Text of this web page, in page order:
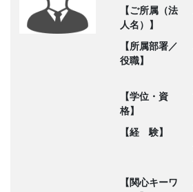
【ご所属（法
人名）】
【所属部署／
役職】
【学位・資
格】
【経 験】
【関心キーワ